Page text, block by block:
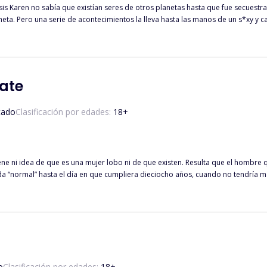
Pero una serie de acontecimientos la lleva hasta las manos de un s*xy y caliente
sola cosa en mente la liberación de su galaxia de la esclavitud de los Lars.
Clasificación por edades: 18+
ni idea de que es una mujer lobo ni de que existen. Resulta que el
“normal” hasta el día en que cumpliera dieciocho años, cuando no
de su madre, su padre se vuelve abusivo con ella a lo largo de los años